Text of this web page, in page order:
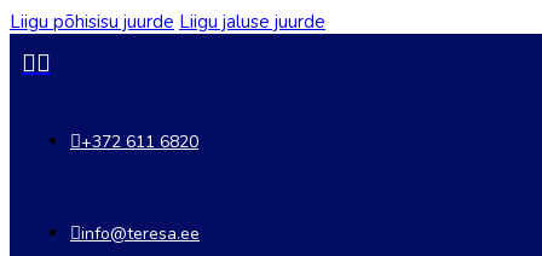
Liigu põhisisu juurde Liigu jaluse juurde
+372 611 6820
info@teresa.ee